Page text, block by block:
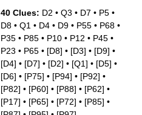
40 Clues: D2 • Q3 • D7 • P5 •
D8 • Q1 • D4 • D9 • P55 • P68 •
P35 • P85 • P10 • P12 • P45 •
P23 • P65 • [D8] • [D3] • [D9] •
[D4] • [D7] • [D2] • [Q1] • [D5] •
[D6] • [P75] • [P94] • [P92] •
[P82] • [P60] • [P88] • [P62] •
[P17] • [P65] • [P72] • [P85] •